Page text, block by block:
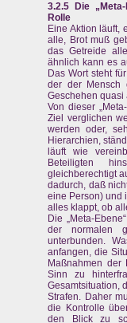
3.2.5 Die
Rolle
Eine Aktion läuft,
alle, Brot muß
das Getreide
ähnlich kann es
Das Wort steht
der der Mensch
Geschehen
Von dieser
Ziel verglichen
werden oder,
Hierarchien,
läuft wie
Beteiligten
gleichberechtigt
dadurch, daß
eine Person) und
alles klappt, ob
Die „Meta-
der normalen
unterbunden.
anfangen, die
Maßnahmen der
Sinn zu
Gesamtsituation,
Strafen. Daher
die Kontrolle
den Blick zu